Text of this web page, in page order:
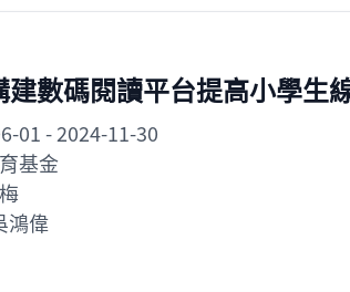
建數碼閱讀平台提高小學生
01- 2024-11-30
基金
鴻偉